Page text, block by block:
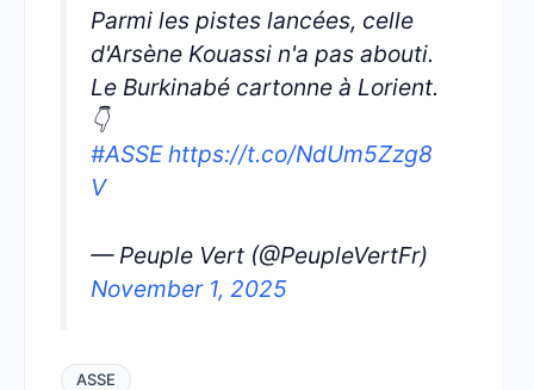
Parmi les pistes lancées, celle
d'Arsène Kouassi n'a pas abouti.
Le Burkinabé cartonne à Lorient.
👇
#ASSE https://t.co/NdUm5Zzg8
V
— Peuple Vert (@PeupleVertFr)
November 1, 2025
ASSE